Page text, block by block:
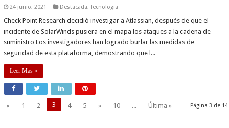
24 junio, 2021 Destacada,Tecnología
Check Point Research decidió investigar a Atlassian, después de que el
incidente de SolarWinds pusiera en el mapa los ataques a la cadena de
suministro Los investigadores han logrado burlar las medidas de
seguridad de esta plataforma, demostrando que l...
Leer Mas »
Página 3 de 14
« 1 2 3 4 5 » 10 ... Última »